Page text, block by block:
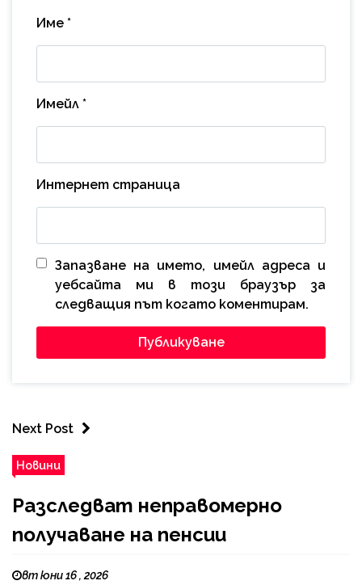
Име *
Имейл *
Интернет страница
Запазване на името, имейл адреса и
уебсайта ми в този браузър за
следващия път когато коментирам.
Next Post
Новини
Разследват неправомерно
получаване на пенсии
вт юни 16 , 2026